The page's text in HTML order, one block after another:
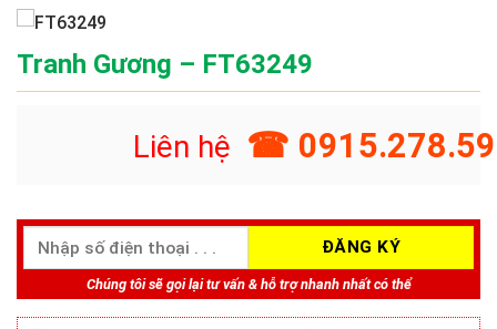
Tranh Gương – FT63249
Liên hệ ☎
Chúng tôi sẽ gọi lại tư vấn & hỗ trợ nhanh nhất có thể